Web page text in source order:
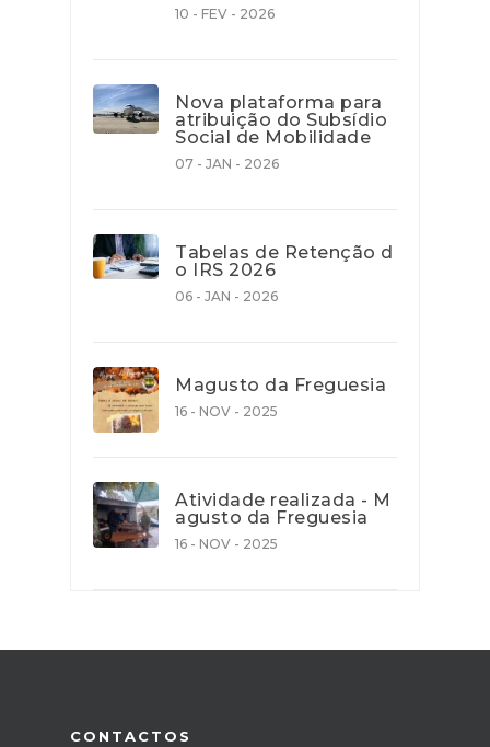
10 - FEV - 2026
Nova plataforma para
atribuição do Subsídio
Social de Mobilidade
07 - JAN - 2026
Tabelas de Retenção d
o IRS 2026
06 - JAN - 2026
Magusto da Freguesia
16 - NOV - 2025
Atividade realizada - M
agusto da Freguesia
16 - NOV - 2025
CONTACTOS